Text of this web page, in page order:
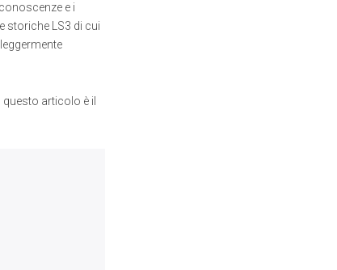
e i
storiche LS3 di cui
articolo è il